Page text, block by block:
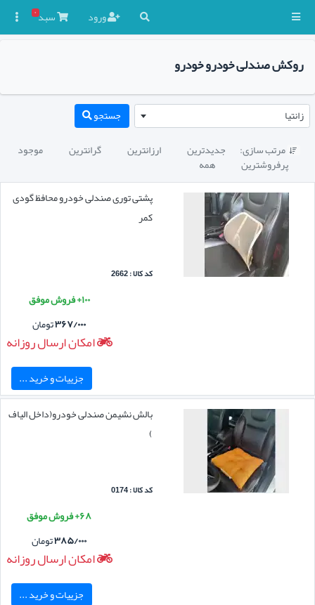
ورود سبد۰
روکش صندلی خودرو خودرو
زانتیا جستجو
 مرتب سازی: جدیدترین ارزانترین گرانترین موجود
پرفروشترین
همه
پشتی توری صندلی خودرو محافظ گودی
کمر
کد کالا : 2662
۱۰۰+ فروش موفق
۳۶۷/۰۰۰تومان
امکان ارسال روزانه
جزییات و خرید ...
بالش نشیمن صندلی خودرو(داخل الیاف
)
کد کالا : 0174
۶۸+ فروش موفق
۳۸۵/۰۰۰تومان
امکان ارسال روزانه
جزییات و خرید ...